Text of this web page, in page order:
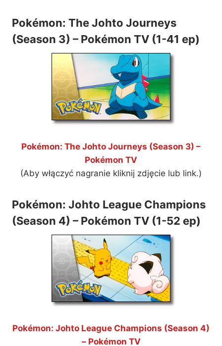
Pokémon: The Johto Journeys
(Season 3) – Pokémon TV (1-41 ep)
Pokémon: The Johto Journeys (Season 3) –
Pokémon TV
(Aby włączyć nagranie kliknij zdjęcie lub link.)
Pokémon: Johto League Champions
(Season 4) – Pokémon TV (1-52 ep)
Pokémon: Johto League Champions (Season 4)
– Pokémon TV